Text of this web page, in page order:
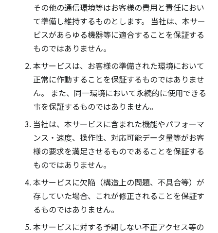
その他の通信環境等はお客様の費用と責任におい
て準備し維持するものとします。 当社は、本サー
ビスがあらゆる機器等に適合することを保証する
ものではありません。
本サービスは、お客様の準備された環境において
正常に作動することを保証するものではありませ
ん。 また、同一環境において永続的に使用できる
事を保証するものではありません。
当社は、本サービスに含まれた機能やパフォーマ
ンス・速度、操作性、対応可能データ量等がお客
様の要求を満足させるものであることを保証する
ものではありません。
本サービスに欠陥（構造上の問題、不具合等）が
存していた場合、これが修正されることを保証す
るものではありません。
本サービスに対する予期しない不正アクセス等の